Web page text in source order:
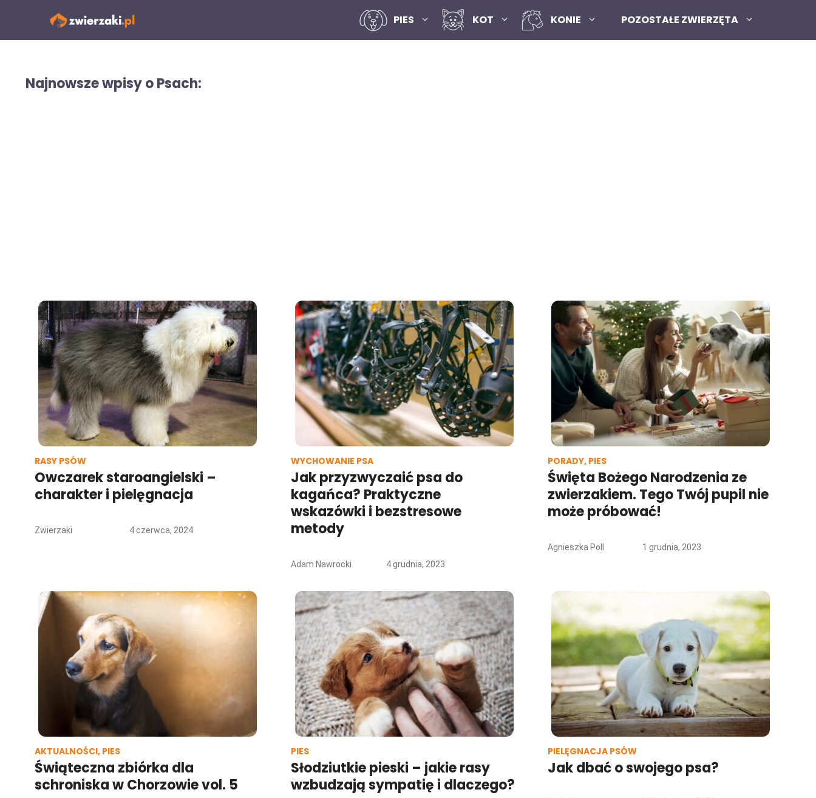
PIES KOT KONIE POZOSTAŁE ZWIERZĘTA
Najnowsze wpisy o Psach:
RASY PSÓW
Owczarek staroangielski –
charakter i pielęgnacja
Zwierzaki 4 czerwca, 2024
WYCHOWANIE PSA
Jak przyzwyczaić psa do
kagańca? Praktyczne
wskazówki i bezstresowe
metody
Adam Nawrocki 4 grudnia, 2023
PORADY, PIES
Święta Bożego Narodzenia ze
zwierzakiem. Tego Twój pupil nie
może próbować!
Agnieszka Poll 1 grudnia, 2023
AKTUALNOŚCI, PIES
Świąteczna zbiórka dla
schroniska w Chorzowie vol. 5
PIES
Słodziutkie pieski – jakie rasy
wzbudzają sympatię i dlaczego?
PIELĘGNACJA PSÓW
Jak dbać o swojego psa?